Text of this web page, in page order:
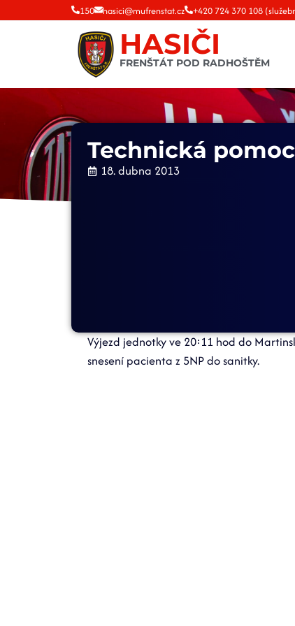
150 hasici@mufrenstat.cz +420 724 370 108
HASIČI
FRENŠTÁT POD RADHOŠTĚM
Technická pomoc
18. dubna 2013
Výjezd jednotky ve 20:11 hod do
snesení pacienta z 5NP do sanitky.